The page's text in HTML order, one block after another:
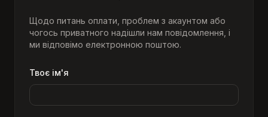
Щодо питань оплати, проблем з акаунтом або
чогось приватного надішли нам повідомлення, і
ми відповімо електронною поштою.
Твоє ім'я